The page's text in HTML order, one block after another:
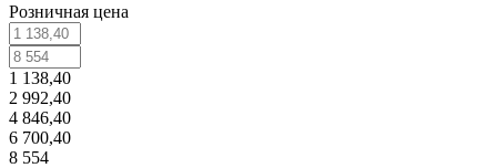
Розничная цена
1 138,40
2 992,40
4 846,40
6 700,40
8 554